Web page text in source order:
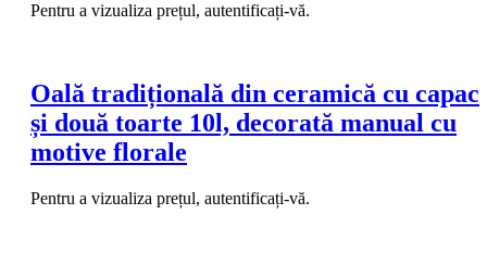
Pentru a vizualiza prețul, autentificați-vă.
Oală tradițională din ceramică cu capac
și două toarte 10l, decorată manual cu
motive florale
Pentru a vizualiza prețul, autentificați-vă.